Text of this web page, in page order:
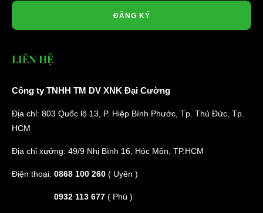
ĐĂNG KÝ
LIÊN HỆ
Công ty TNHH TM DV XNK Đại Cường
Địa chỉ: 803 Quốc lộ 13, P. Hiệp Bình Phước, Tp. Thủ Đức, Tp.
HCM
Địa chỉ xưởng: 49/9 Nhị Bình 16, Hóc Môn, TP.HCM
Điện thoại: 0868 100 260 ( Uyên )
0932 113 677 ( Phú )